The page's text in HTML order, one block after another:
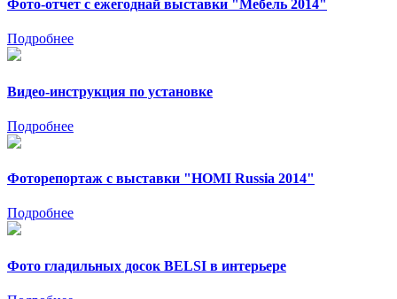
Фото-отчет с ежегоднай выставки "Мебель 2014"
Подробнее
Видео-инструкция по установке
Подробнее
Фоторепортаж с выставки "HOMI Russia 2014"
Подробнее
Фото гладильных досок BELSI в интерьере